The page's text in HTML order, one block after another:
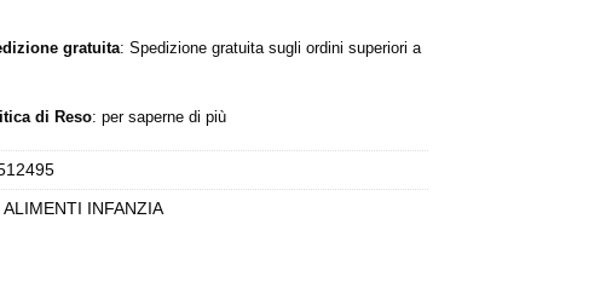
gratuita: Spedizione gratuita sugli ordini superiori a
di Reso: per saperne di più
ALIMENTI INFANZIA